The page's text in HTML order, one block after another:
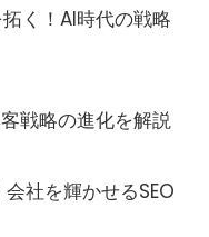
く！AI時代の戦略
戦略の進化を解説
社を輝かせるSEO